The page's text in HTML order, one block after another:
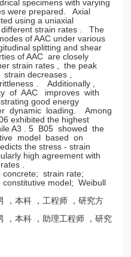
specimens with varying
were prepared. Axial
using a uniaxial
different strain rates . The
of AAC under various
splitting and shear
of AAC are closely
strain rates , the peak
strain decreases ,
. Additionally ,
of AAC improves with
good energy
dynamic loading. Among
exhibited the highest
A3 . 5 B05 showed the
model based on
the stress - strain
high agreement with
.
concrete; strain rate;
model; Weibull
本科 ，工程师 ，研究方
本科 ，助理工程师 ，研究